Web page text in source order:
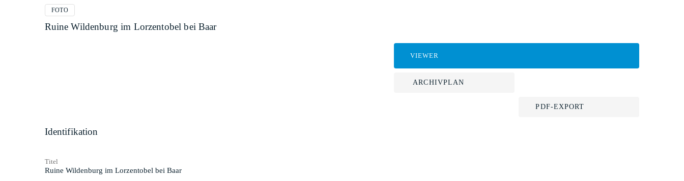
FOTO
Ruine Wildenburg im Lorzentobel bei Baar
VIEWER
ARCHIVPLAN
PDF-EXPORT
Identifikation
Titel
Ruine Wildenburg im Lorzentobel bei Baar